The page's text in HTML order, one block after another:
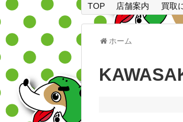
TOP 店舗案内 買取
ホーム